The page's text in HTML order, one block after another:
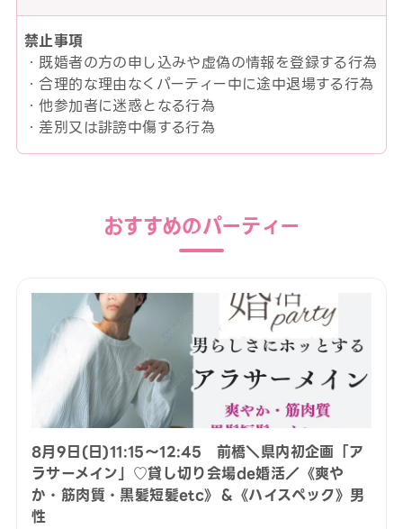
禁止事項
・既婚者の方の申し込みや虚偽の情報を登録する行為
・合理的な理由なくパーティー中に途中退場する行為
・他参加者に迷惑となる行為
・差別又は誹謗中傷する行為
おすすめのパーティー
8月9日(日)11:15〜12:45 前橋＼県内初企画「ア
ラサーメイン」♡貸し切り会場de婚活／《爽や
か・筋肉質・黒髪短髪etc》＆《ハイスペック》男
性